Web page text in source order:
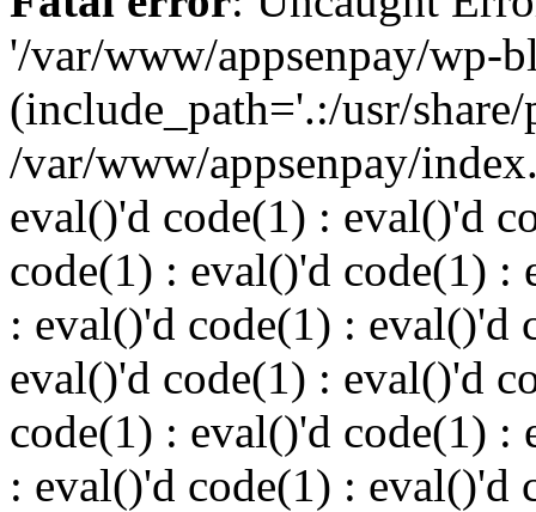
'/var/www/appsenpay/wp-
(include_path='.:/usr/
/var/www/appsenpay/
eval()'d code(1) : eval()'d
code(1) : eval()'d code(1) :
: eval()'d code(1) : eval()'d
eval()'d code(1) : eval()'d
code(1) : eval()'d code(1) :
: eval()'d code(1) : eval()'d